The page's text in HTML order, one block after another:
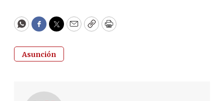
WhatsApp
Facebook
Twitter
EmailCopyPrint
Asunción